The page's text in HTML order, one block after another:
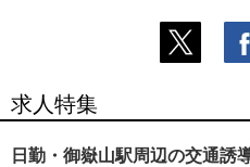
求人特集
日勤・御嶽山駅周辺の交通誘